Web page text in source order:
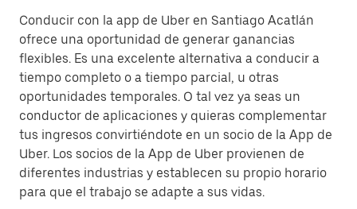
Conducir con la app de Uber en Santiago Acatlán
ofrece una oportunidad de generar ganancias
flexibles. Es una excelente alternativa a conducir a
tiempo completo o a tiempo parcial, u otras
oportunidades temporales. O tal vez ya seas un
conductor de aplicaciones y quieras complementar
tus ingresos convirtiéndote en un socio de la App de
Uber. Los socios de la App de Uber provienen de
diferentes industrias y establecen su propio horario
para que el trabajo se adapte a sus vidas.